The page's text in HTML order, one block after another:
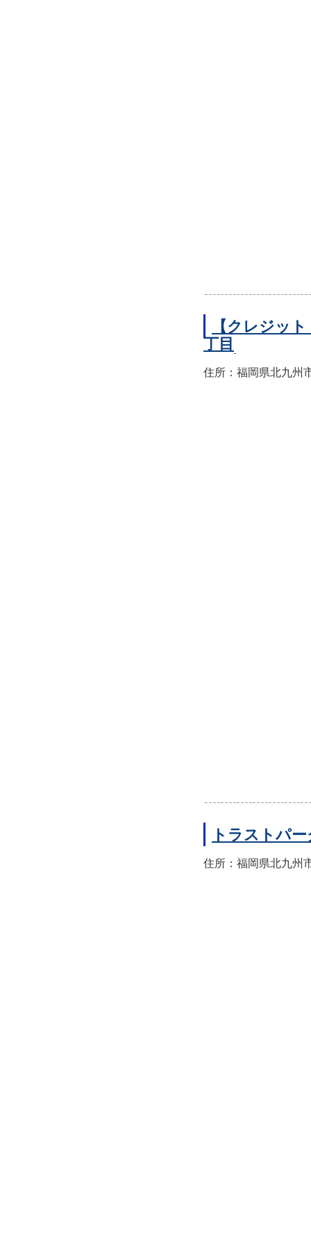
【クレジッ
丁目
住所：福岡県北九州
トラストパ
住所：福岡県北九州